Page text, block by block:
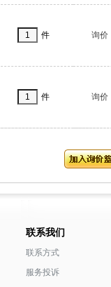
件 询价
件 询价
联系我们
联系方式
服务投诉